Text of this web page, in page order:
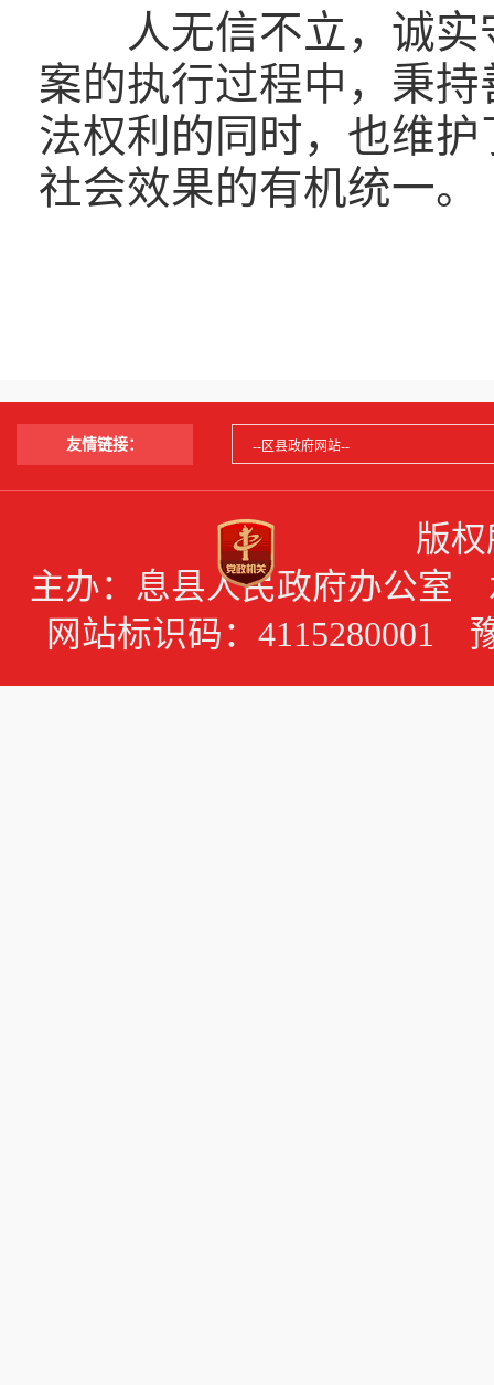
人无信不立，诚实
案的执行过程中，秉
法权利的同时，也维
社会效果的有机统一。
友情链接：
版
主办：息县人民政府办公室
网站标识码：4115280001